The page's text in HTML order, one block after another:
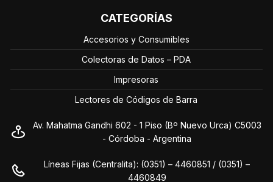
CATEGORÍAS
Accesorios y Consumibles
Colectoras de Datos – PDA
Impresoras
Lectores de Códigos de Barra
Av. Mahatma Gandhi 602 - 1 Piso (Bº Nuevo Urca) C5003
- Córdoba - Argentina
Líneas Fijas (Centralita): (0351) – 4460851 / (0351) –
4460849